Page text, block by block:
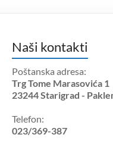
Naši kontakti
Poštanska adresa:
Trg Tome Marasovića 1
23244 Starigrad -
Telefon:
023/369-387